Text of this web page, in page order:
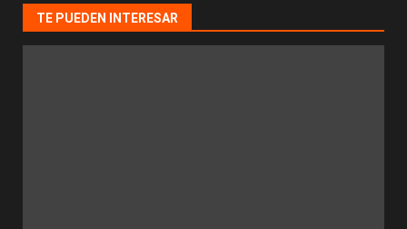
TE PUEDEN INTERESAR